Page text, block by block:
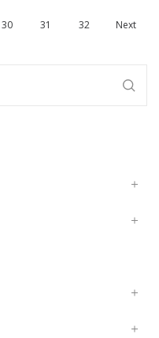
30 31 32 Next